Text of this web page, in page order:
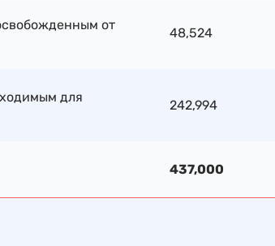
от
48,524
для
242,994
437,000